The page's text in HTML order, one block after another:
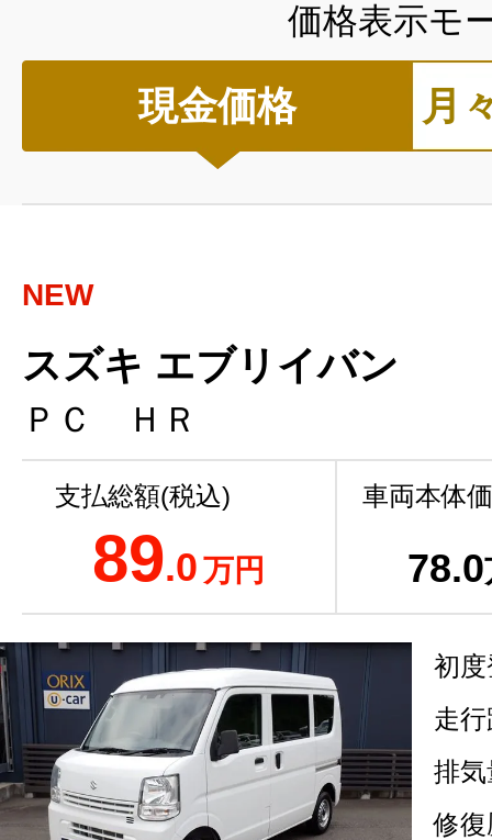
価格表示モ
現金価格 月
NEW
スズキ エブリイバン
ＰＣ ＨＲ
支払総額(税込)
89.0万円
車両本体
78.0
初
走
排気
修復